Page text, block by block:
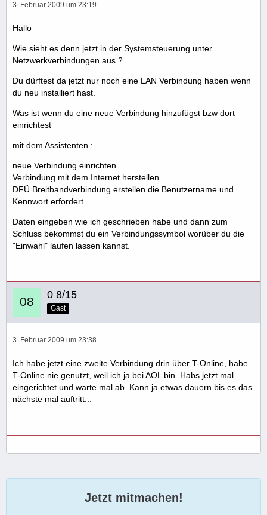
3. Februar 2009 um 23:19
Hallo
Wie sieht es denn jetzt in der Systemsteuerung unter
Netzwerkverbindungen aus ?
Du dürftest da jetzt nur noch eine LAN Verbindung haben wenn
du neu installiert hast.
Was ist wenn du eine neue Verbindung hinzufügst bzw dort
einrichtest
mit dem Assistenten :
neue Verbindung einrichten
Verbindung mit dem Internet herstellen
DFÜ Breitbandverbindung erstellen die Benutzername und
Kennwort erfordert.
Daten eingeben wie ich geschrieben habe und dann zum
Schluss bekommst du ein Verbindungssymbol worüber du die
"Einwahl" laufen lassen kannst.
0 8/15
Gast
3. Februar 2009 um 23:38
Ich habe jetzt eine zweite Verbindung drin über T-Online, habe
T-Online nie genutzt, weil ich ja bei AOL bin. Habs jetzt mal
eingerichtet und warte mal ab. Kann ja etwas dauern bis es das
nächste mal auftritt...
Jetzt mitmachen!